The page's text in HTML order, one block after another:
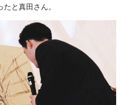
と真田さん。